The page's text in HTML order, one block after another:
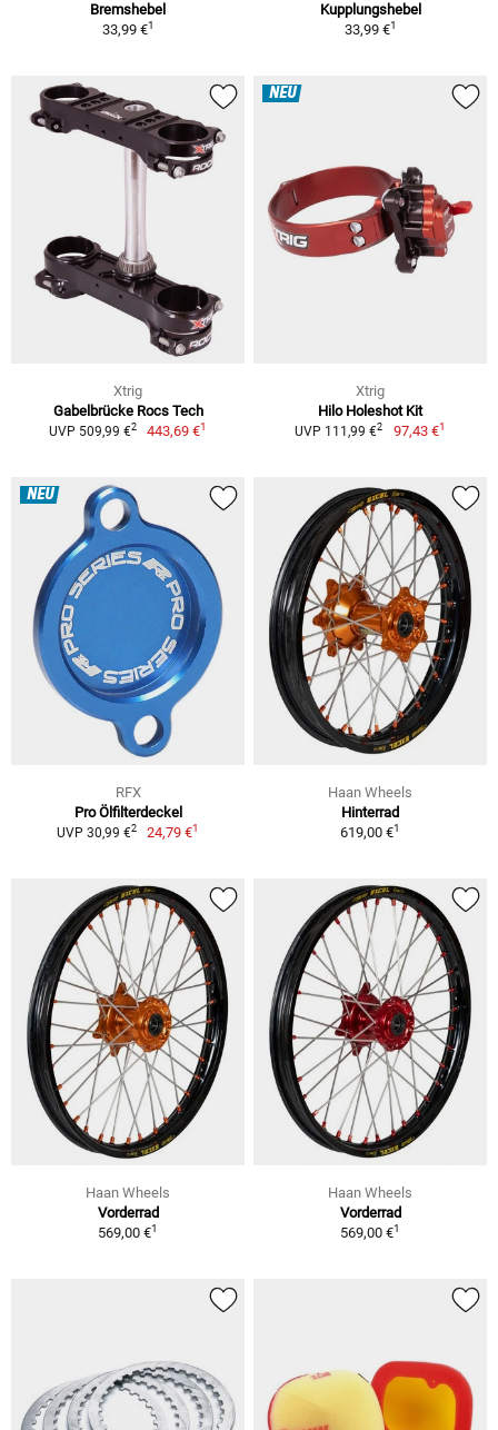
Bremshebel
33,99 €1
Kupplungshebel
33,99 €1
Xtrig
Gabelbrücke Rocs Tech
UVP 509,99 €2 443,69 €1
NEU
Xtrig
Hilo Holeshot Kit
UVP 111,99 €2 97,43 €1
NEU
RFX
Pro Ölfilterdeckel
UVP 30,99 €2 24,79 €1
Haan Wheels
Hinterrad
619,00 €1
Haan Wheels
Vorderrad
569,00 €1
Haan Wheels
Vorderrad
569,00 €1